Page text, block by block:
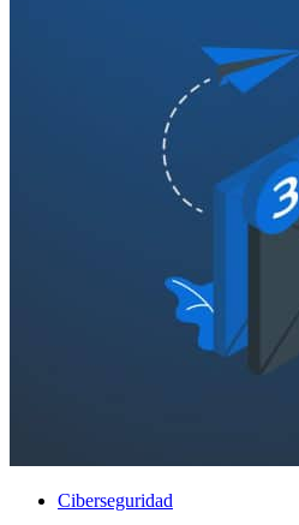
Ciberseguridad